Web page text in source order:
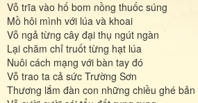
Vỗ trĩa vào hố bom nồng thuốc súng
Mồ hôi mình với lúa và khoai
Vỗ ngả từng cây đại thụ ngút ngàn
Lại chăm chỉ truốt từng hạt lúa
Nuôi cách mạng với bàn tay đó
Vỗ trao ta cả sức Trường Sơn
Thương lắm đàn con những chiều ghé bản